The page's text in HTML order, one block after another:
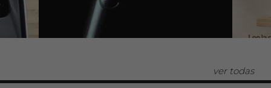
ver todas